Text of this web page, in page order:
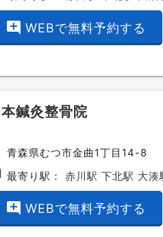
add_comment WEBで無料予約する
本鍼灸整骨院
青森県むつ市金曲1丁目14-8
最寄り駅：赤川駅 下北駅 大湊
add_comment WEBで無料予約する